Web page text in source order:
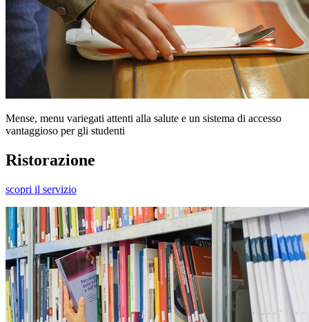
Mense, menu variegati attenti alla salute e un sistema di accesso
vantaggioso per gli studenti
Ristorazione
scopri il servizio